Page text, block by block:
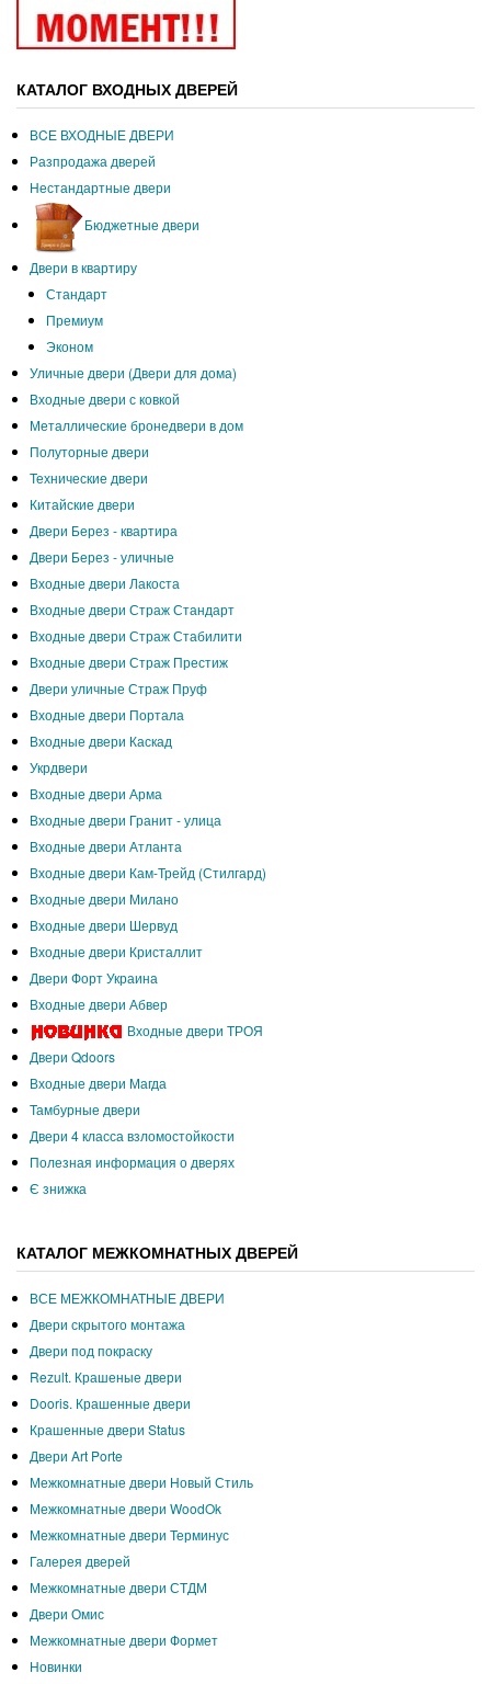
КАТАЛОГ ВХОДНЫХ ДВЕРЕЙ
ВCЕ ВХОДНЫЕ ДВЕРИ
Разпродажа дверей
Нестандартные двери
Бюджетные двери
Двери в квартиру
Стандарт
Премиум
Эконом
Уличные двери (Двери для дома)
Входные двери с ковкой
Металлические бронедвери в дом
Полуторные двери
Технические двери
Китайские двери
Двери Берез - квартира
Двери Берез - уличные
Входные двери Лакоста
Входные двери Страж Стандарт
Входные двери Страж Стабилити
Входные двери Страж Престиж
Двери уличные Страж Пруф
Входные двери Портала
Входные двери Каскад
Укрдвери
Входные двери Арма
Входные двери Гранит - улица
Входные двери Атланта
Входные двери Кам-Трейд (Стилгард)
Входные двери Милано
Входные двери Шервуд
Входные двери Кристаллит
Двери Форт Украина
Входные двери Абвер
Входные двери ТРОЯ
Двери Qdoors
Входные двери Магда
Тамбурные двери
Двери 4 класса взломостойкости
Полезная информация о дверях
Є знижка
КАТАЛОГ МЕЖКОМНАТНЫХ ДВЕРЕЙ
ВСЕ МЕЖКОМНАТНЫЕ ДВЕРИ
Двери скрытого монтажа
Двери под покраску
Rezult. Крашеные двери
Dooris. Крашенные двери
Крашенные двери Status
Двери Art Porte
Межкомнатные двери Новый Стиль
Межкомнатные двери WoodOk
Межкомнатные двери Терминус
Галерея дверей
Межкомнатные двери СТДМ
Двери Омис
Межкомнатные двери Формет
Новинки